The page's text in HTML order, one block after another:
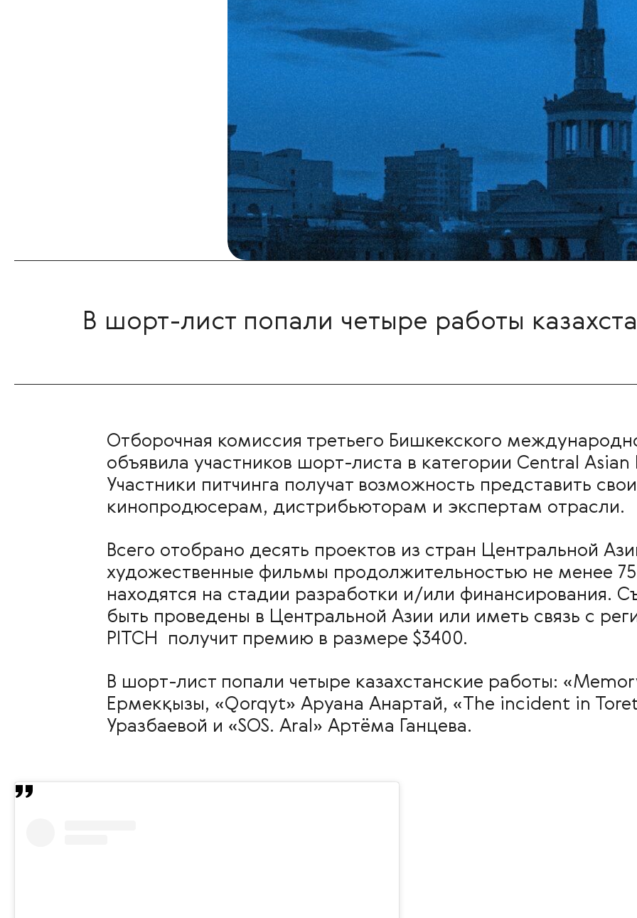
В шорт-лист попали четыре работы
Отборочная комиссия третьего Бишкекского
объявила участников шорт-листа в категории Central Asian
Участники питчинга получат возможность представить
кинопродюсерам, дистрибьюторам и экспертам отрасли.
Всего отобрано десять проектов из стран Центральной
художественные фильмы продолжительностью не менее
находятся на стадии разработки и/или финансирования.
быть проведены в Центральной Азии или иметь связь с
PITCH получит премию в размере $3400.
В шорт-лист попали четыре казахстанские работы:
Ермекқызы, «Qorqyt» Аруана Анартай, «The incident in
Уразбаевой и «SOS. Aral» Артёма Ганцева.